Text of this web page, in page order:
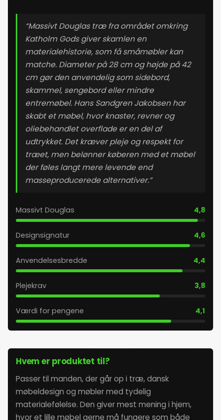
“Massivt Douglas træ fra området omkring
Katholm Gods giver skamlen en
materialehistorie, som få småmøbler kan
matche. Diameter på 28 cm og højde på 42
cm gør den anvendelig som sidebord,
skammel, sengebord eller mindre
entremøbel. Hans Sandgren Jakobsen har
skabt et møbel, hvor knaster, revner og
oliebehandlet overflade er en del af
udtrykket. Det kræver pleje og respekt for
træet, men belønner køberen med et møbel
der føles langt mere levende end
masseproducerede alternativer.”
Massivt Douglas 4,8
Designsignatur 4,6
Anvendelsesbredde 4,4
Plejekrav 3,8
Værdi for pengene 4,1
Hvem er produktet til?
Passer til manden, der går op i træ, dansk
møbeldesign og møbler med tydelig
materialefølelse. Den giver mest mening i hjem,
hvor et lille møbel gerne må fungere som både